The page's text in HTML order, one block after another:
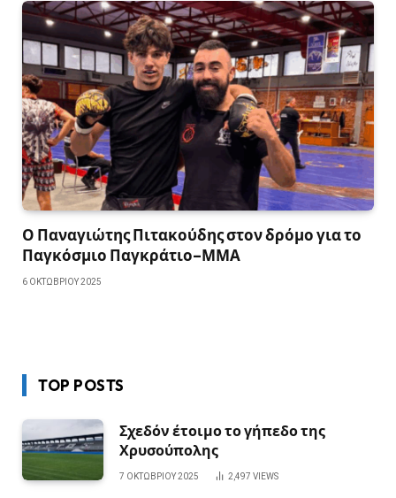
Ο Παναγιώτης Πιτακούδης στον δρόμο για το
Παγκόσμιο Παγκράτιο–ΜΜΑ
6 ΟΚΤΩΒΡΊΟΥ 2025
TOP POSTS
Σχεδόν έτοιμο το γήπεδο της
Χρυσούπολης
7 ΟΚΤΩΒΡΊΟΥ 2025 2,497 VIEWS